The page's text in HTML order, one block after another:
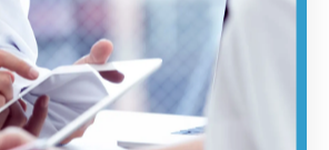
施設基準および加算に関するご案内
最近の投稿 Recent Posts